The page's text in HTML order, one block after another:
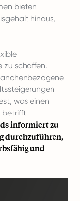
bieten
hinaus,
zu schaffen.
was einen
betrifft.
informiert zu
durchzuführen,
und